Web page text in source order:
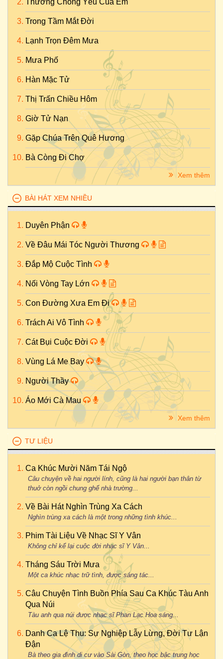
Thương Chồng Yêu Của Em
Trong Tầm Mắt Đời
Lạnh Trọn Đêm Mưa
Mưa Phố
Hàn Mặc Tử
Thị Trấn Chiều Hôm
Giờ Tử Nạn
Gặp Chúa Trên Quê Hương
Bà Còng Đi Chợ
Xem thêm
BÀI HÁT XEM NHIỀU
Duyên Phận
Về Đâu Mái Tóc Người Thương
Đắp Mộ Cuộc Tình
Nối Vòng Tay Lớn
Con Đường Xưa Em Đi
Trách Ai Vô Tình
Cát Bụi Cuộc Đời
Vùng Lá Me Bay
Người Thầy
Áo Mới Cà Mau
Xem thêm
TƯ LIỆU
Ca Khúc Mười Năm Tái Ngộ
Câu chuyện về hai người lính, cũng là hai người bạn thân từ
thuở còn ngồi chung ghế nhà trường...
Về Bài Hát Nghìn Trùng Xa Cách
Nghìn trùng xa cách là một trong những tình khúc...
Phim Tài Liệu Về Nhạc Sĩ Y Vân
Không chỉ kể lại cuộc đời nhạc sĩ Y Vân...
Tháng Sáu Trời Mưa
Một ca khúc nhạc trữ tình, được sáng tác...
Câu Chuyện Tình Buồn Phía Sau Ca Khúc Tàu Anh
Qua Núi
Tàu anh qua núi được nhạc sĩ Phan Lạc Hoa sáng...
Danh Ca Lệ Thu: Sự Nghiệp Lẫy Lừng, Đời Tư Lận
Đận
Bà theo gia đình di cư vào Sài Gòn, theo học bậc trung học